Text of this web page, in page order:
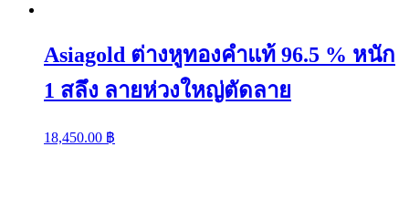
Asiagold ต่างหูทองคำแท้ 96.5 % หนัก
1 สลึง ลายห่วงใหญ่ตัดลาย
18,450.00 ฿